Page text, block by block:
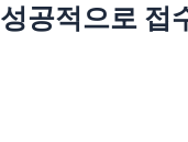
성공적으로 접